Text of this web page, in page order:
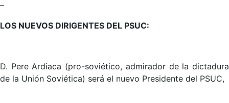
–
LOS NUEVOS DIRIGENTES DEL PSUC:
D. Pere Ardiaca (pro-soviético, admirador de la dictadura
de la Unión Soviética) será el nuevo Presidente del PSUC,